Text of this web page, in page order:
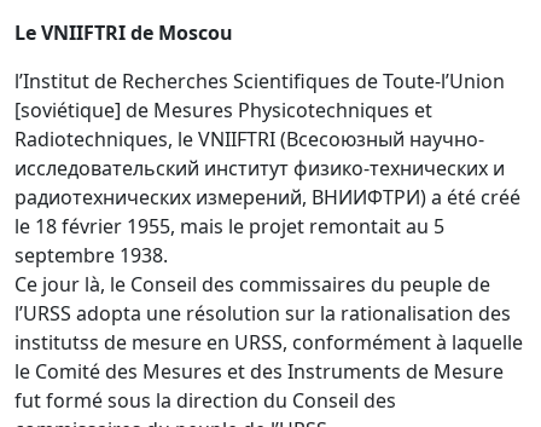
Le VNIIFTRI de Moscou
l’Institut de Recherches Scientifiques de Toute-l’Union
[soviétique] de Mesures Physicotechniques et
Radiotechniques, le VNIIFTRI (Всесоюзный научно-
исследовательский институт физико-технических и
радиотехнических измерений, ВНИИФТРИ) a été créé
le 18 février 1955, mais le projet remontait au 5
septembre 1938.
Ce jour là, le Conseil des commissaires du peuple de
l’URSS adopta une résolution sur la rationalisation des
institutss de mesure en URSS, conformément à laquelle
le Comité des Mesures et des Instruments de Mesure
fut formé sous la direction du Conseil des